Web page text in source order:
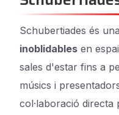
Schubertiades és
inoblidables en
sales d'estar fins a
músics i
col·laboració directa